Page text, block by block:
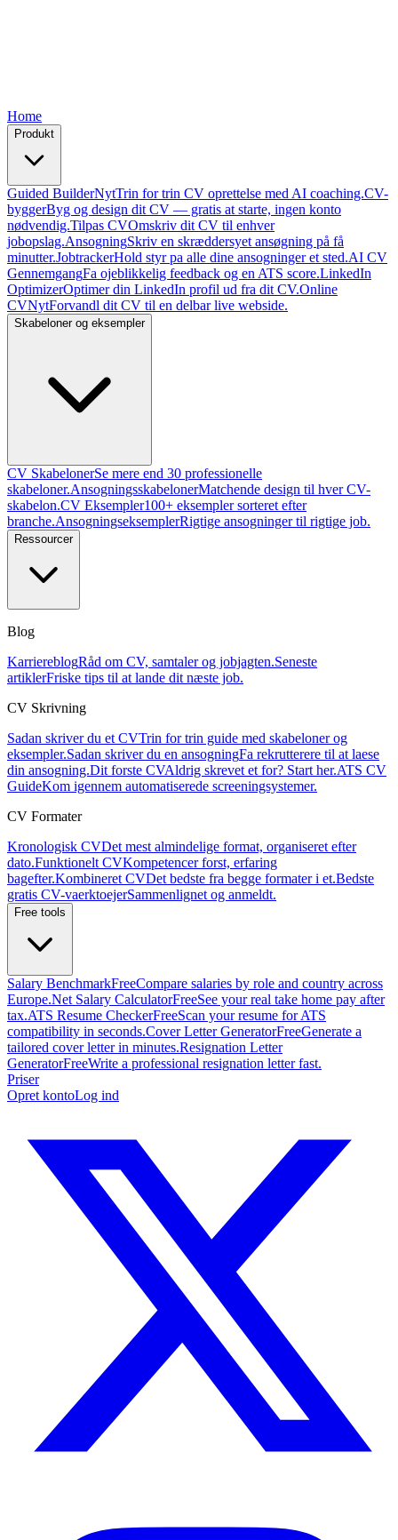
Home
Produkt
Guided BuilderNytTrin for trin CV oprettelse med AI coaching.CV-
byggerByg og design dit CV — gratis at starte, ingen konto
nødvendig.Tilpas CVOmskriv dit CV til enhver
jobopslag.AnsogningSkriv en skræddersyet ansøgning på få
minutter.JobtrackerHold styr pa alle dine ansogninger et sted.AI CV
GennemgangFa ojeblikkelig feedback og en ATS score.LinkedIn
OptimizerOptimer din LinkedIn profil ud fra dit CV.Online
CVNytForvandl dit CV til en delbar live webside.
Skabeloner og eksempler
CV SkabelonerSe mere end 30 professionelle
skabeloner.AnsogningsskabelonerMatchende design til hver CV-
skabelon.CV Eksempler100+ eksempler sorteret efter
branche.AnsogningseksemplerRigtige ansogninger til rigtige job.
Ressourcer
Blog
KarriereblogRåd om CV, samtaler og jobjagten.Seneste
artiklerFriske tips til at lande dit næste job.
CV Skrivning
Sadan skriver du et CVTrin for trin guide med skabeloner og
eksempler.Sadan skriver du en ansogningFa rekrutterere til at laese
din ansogning.Dit forste CVAldrig skrevet et for? Start her.ATS CV
GuideKom igennem automatiserede screeningsystemer.
CV Formater
Kronologisk CVDet mest almindelige format, organiseret efter
dato.Funktionelt CVKompetencer forst, erfaring
bagefter.Kombineret CVDet bedste fra begge formater i et.Bedste
gratis CV-vaerktoejerSammenlignet og anmeldt.
Free tools
Salary BenchmarkFreeCompare salaries by role and country across
Europe.Net Salary CalculatorFreeSee your real take home pay after
tax.ATS Resume CheckerFreeScan your resume for ATS
compatibility in seconds.Cover Letter GeneratorFreeGenerate a
tailored cover letter in minutes.Resignation Letter
GeneratorFreeWrite a professional resignation letter fast.
Priser
Opret kontoLog ind